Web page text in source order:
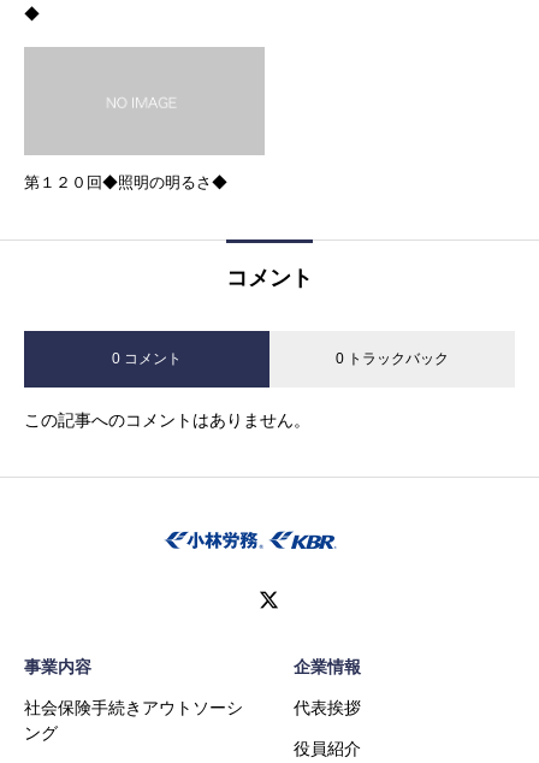
◆
第１２０回◆照明の明るさ◆
コメント
0 コメント 0 トラックバック
この記事へのコメントはありません。
事業内容
社会保険手続きアウトソーシ
ング
企業情報
代表挨拶
役員紹介